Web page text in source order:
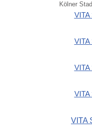
Kölner
VITA
VITA
VITA
VITA
VITA